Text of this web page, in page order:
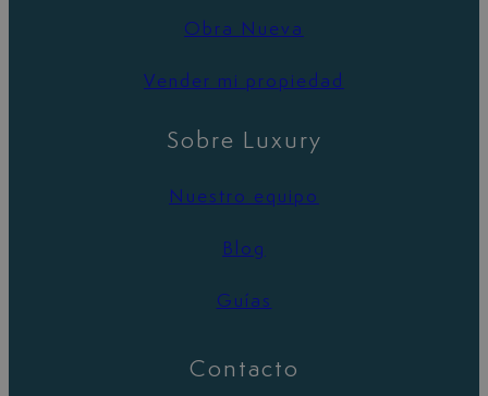
Obra Nueva
Vender mi propiedad
Sobre Luxury
Nuestro equipo
Blog
Guías
Contacto